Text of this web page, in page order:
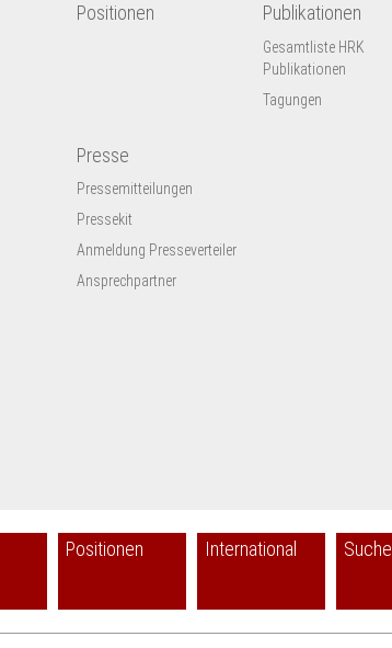
Positionen Publikationen
Gesamtliste HRK
Publikationen
Tagungen
Presse
Pressemitteilungen
Pressekit
Anmeldung Presseverteiler
Ansprechpartner
Positionen International Suche